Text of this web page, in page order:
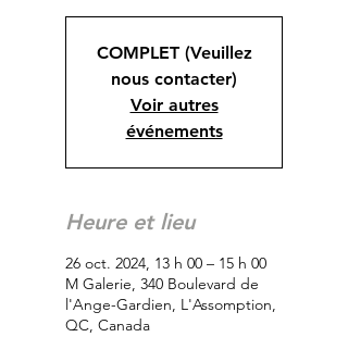
COMPLET (Veuillez
nous contacter)
Voir autres
événements
Heure et lieu
26 oct. 2024, 13 h 00 – 15 h 00
M Galerie, 340 Boulevard de
l'Ange-Gardien, L'Assomption,
QC, Canada